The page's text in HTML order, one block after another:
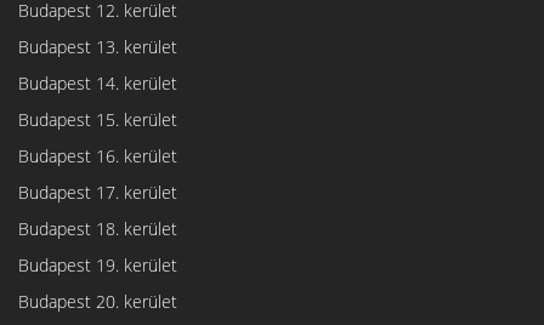
Budapest 12. kerület
Budapest 13. kerület
Budapest 14. kerület
Budapest 15. kerület
Budapest 16. kerület
Budapest 17. kerület
Budapest 18. kerület
Budapest 19. kerület
Budapest 20. kerület